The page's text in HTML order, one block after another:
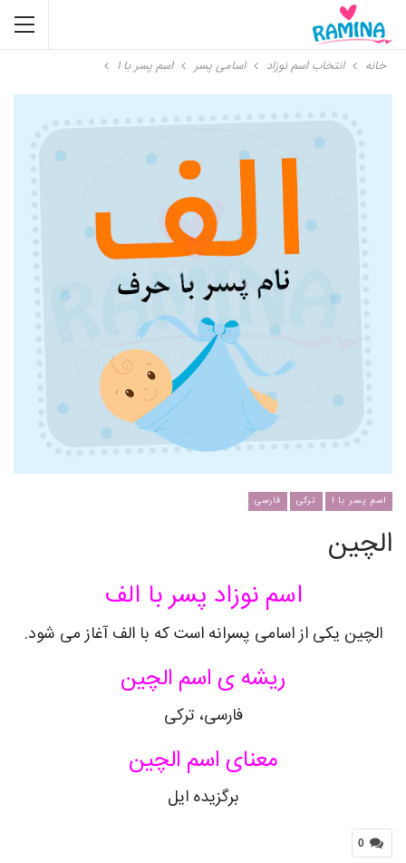
خانه انتخاب اسم نوزاد اسامی پسر اسم پسر با ا
اسم پسر با ا ترکی فارسی
الچین
اسم نوزاد پسر با الف
الچین یکی از اسامی پسرانه است که با الف آغاز می شود.
ریشه ی اسم الچین
فارسی، ترکی
معنای اسم الچین
برگزیده ایل
0